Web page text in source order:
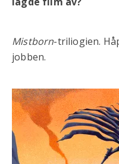
Mistborn-triliogien.
jobben.